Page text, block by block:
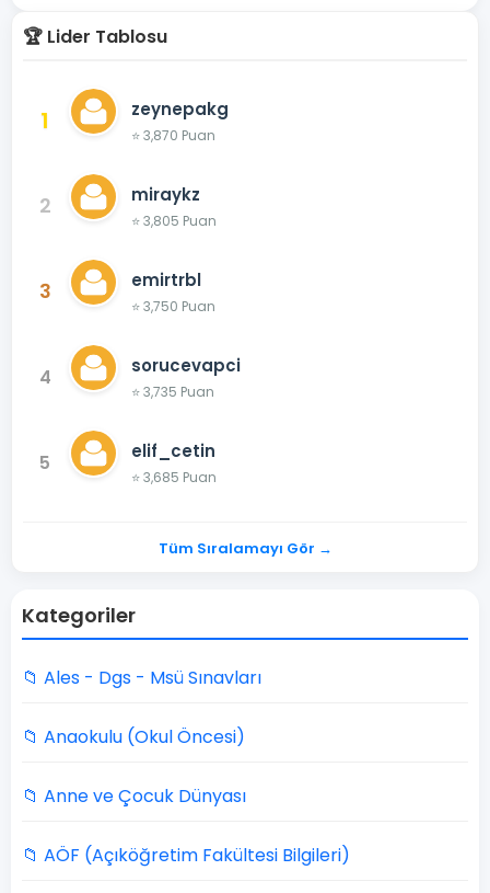
🏆 Lider Tablosu
1 zeynepakg
⭐ 3,870 Puan
2 miraykz
⭐ 3,805 Puan
3 emirtrbl
⭐ 3,750 Puan
4 sorucevapci
⭐ 3,735 Puan
5 elif_cetin
⭐ 3,685 Puan
Tüm Sıralamayı Gör →
Kategoriler
📁 Ales - Dgs - Msü Sınavları
📁 Anaokulu (Okul Öncesi)
📁 Anne ve Çocuk Dünyası
📁 AÖF (Açıköğretim Fakültesi Bilgileri)